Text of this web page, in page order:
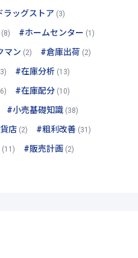
ラッグストア (3)
(8) #ホームセンター (1)
マン (2) #倉庫出荷 (2)
#在庫分析 (13)
#在庫配分 (10)
#小売基礎知識 (38)
店 (2) #粗利改善 (31)
(11) #販売計画 (2)